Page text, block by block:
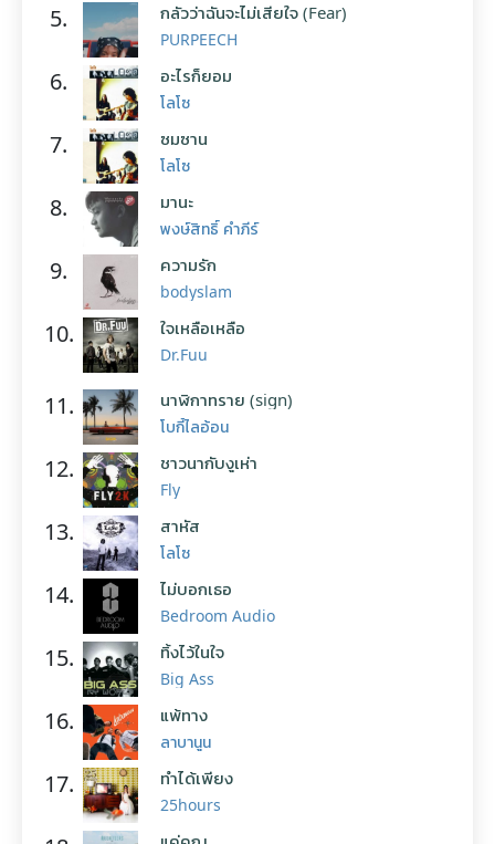
5. กลัวว่าฉันจะไม่เสียใจ (Fear)
PURPEECH
6. อะไรก็ยอม
โลโซ
7. ซมซาน
โลโซ
8. มานะ
พงษ์สิทธิ์ คำภีร์
9. ความรัก
bodyslam
10. ใจเหลือเหลือ
Dr.Fuu
11. นาฬิกาทราย (sign)
โบกี้ไลอ้อน
12. ชาวนากับงูเห่า
Fly
13. สาหัส
โลโซ
14. ไม่บอกเธอ
Bedroom Audio
15. ทิ้งไว้ในใจ
Big Ass
16. แพ้ทาง
ลาบานูน
17. ทำได้เพียง
25hours